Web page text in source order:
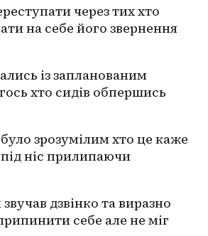
через тих хто
на себе його звернення
із запланованим
хто сидів обпершись
зрозумілим хто це каже
ніс прилипаючи
дзвінко та виразно
себе але не міг